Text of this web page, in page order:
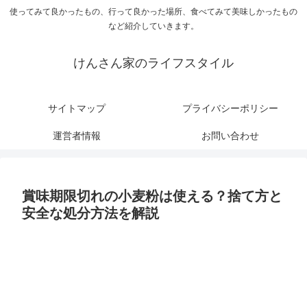
使ってみて良かったもの、行って良かった場所、食べてみて美味しかったもの
など紹介していきます。
けんさん家のライフスタイル
サイトマップ プライバシーポリシー
運営者情報 お問い合わせ
賞味期限切れの小麦粉は使える？捨て方と
安全な処分方法を解説